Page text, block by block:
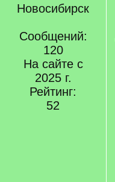
Новосибирск
Сообщений:
120
На сайте с
2025 г.
Рейтинг:
52